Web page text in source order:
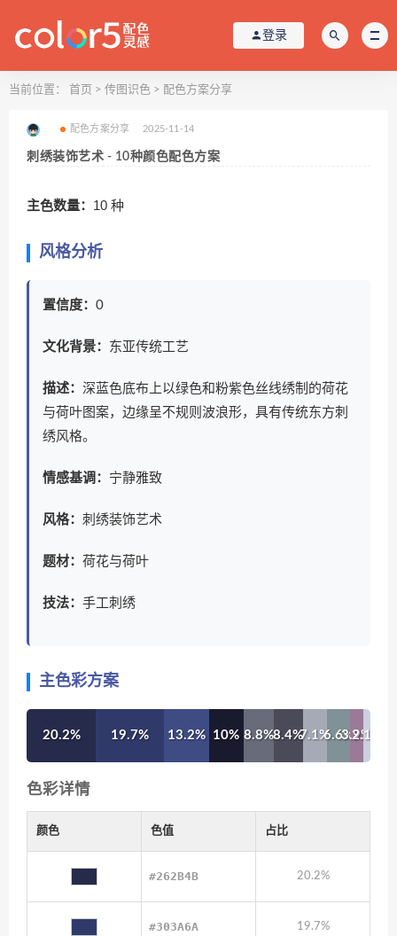
登录
当前位置： 首页 > 传图识色 > 配色方案分享
配色方案分享 2025-11-14
刺绣装饰艺术 - 10种颜色配色方案
主色数量： 10 种
风格分析
置信度： 0
文化背景： 东亚传统工艺
描述： 深蓝色底布上以绿色和粉紫色丝线绣制的荷花
与荷叶图案，边缘呈不规则波浪形，具有传统东方刺
绣风格。
情感基调： 宁静雅致
风格： 刺绣装饰艺术
题材： 荷花与荷叶
技法： 手工刺绣
主色彩方案
20.2% 19.7% 13.2% 10% 8.8%8.4%7.1%6.6%3.9%
2.1%
色彩详情
颜色 色值 占比
#262B4B 20.2%
#303A6A 19.7%